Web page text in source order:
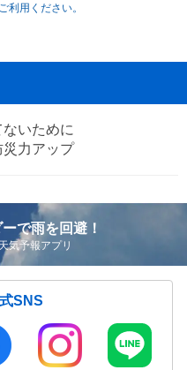
利用ください。
いために
力アップ
で雨を回避！
気予報アプリ
SNS